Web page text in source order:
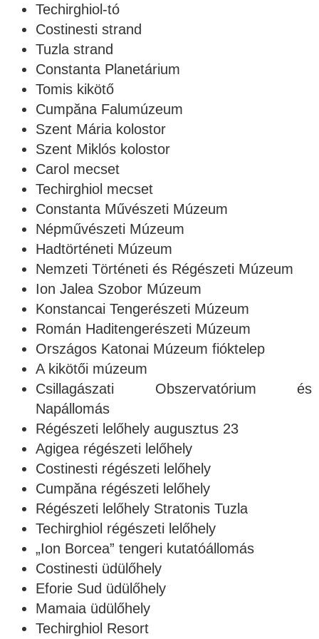
Techirghiol-tó
Costinesti strand
Tuzla strand
Constanta Planetárium
Tomis kikötő
Cumpăna Falumúzeum
Szent Mária kolostor
Szent Miklós kolostor
Carol mecset
Techirghiol mecset
Constanta Művészeti Múzeum
Népművészeti Múzeum
Hadtörténeti Múzeum
Nemzeti Történeti és Régészeti Múzeum
Ion Jalea Szobor Múzeum
Konstancai Tengerészeti Múzeum
Román Haditengerészeti Múzeum
Országos Katonai Múzeum fióktelep
A kikötői múzeum
Csillagászati Obszervatórium és
Napállomás
Régészeti lelőhely augusztus 23
Agigea régészeti lelőhely
Costinesti régészeti lelőhely
Cumpăna régészeti lelőhely
Régészeti lelőhely Stratonis Tuzla
Techirghiol régészeti lelőhely
„Ion Borcea” tengeri kutatóállomás
Costinesti üdülőhely
Eforie Sud üdülőhely
Mamaia üdülőhely
Techirghiol Resort